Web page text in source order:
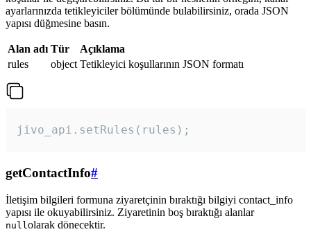
ayarlarınızda tetikleyiciler bölümünde bulabilirsiniz, orada JSON
yapısı düğmesine basın.
Alan adı Tür
Açıklama
rules
object Tetikleyici koşullarının JSON formatı
jivo_api.setRules(rules);
getContactInfo#
İletişim bilgileri formuna ziyaretçinin bıraktığı bilgiyi contact_info
yapısı ile okuyabilirsiniz. Ziyaretinin boş bıraktığı alanlar
null olarak dönecektir.